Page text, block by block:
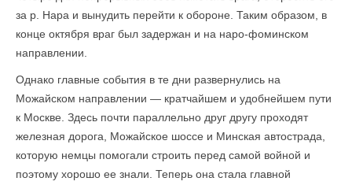
за р. Нара и вынудить перейти к обороне. Таким образом, в
конце октября враг был задержан и на наро-фоминском
направлении.
Однако главные события в те дни развернулись на
Можайском направлении — кратчайшем и удобнейшем пути
к Москве. Здесь почти параллельно друг другу проходят
железная дорога, Можайское шоссе и Минская автострада,
которую немцы помогали строить перед самой войной и
поэтому хорошо ее знали. Теперь она стала главной